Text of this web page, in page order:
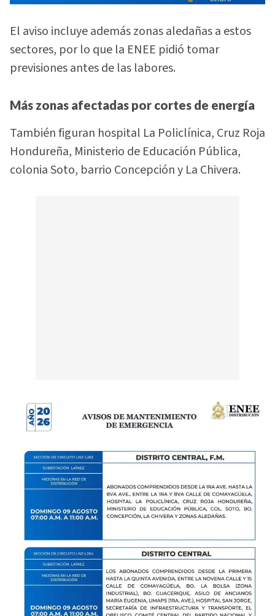
El aviso incluye además zonas aledañas a estos
sectores, por lo que la ENEE pidió tomar
previsiones antes de las labores.
Más zonas afectadas por cortes de energía
También figuran hospital La Policlínica, Cruz Roja
Hondureña, Ministerio de Educación Pública,
colonia Soto, barrio Concepción y La Chivera.